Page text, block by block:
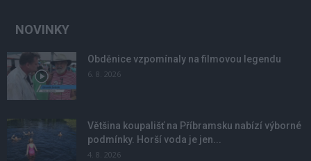
NOVINKY
Obděnice vzpomínaly na filmovou legendu
6. 8. 2026
Většina koupališť na Příbramsku nabízí výborné
podmínky. Horší voda je jen...
4. 8. 2026